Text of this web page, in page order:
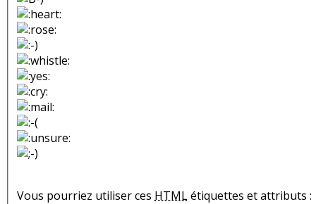
Vous pourriez utiliser ces HTMLétiquettes et attributs :